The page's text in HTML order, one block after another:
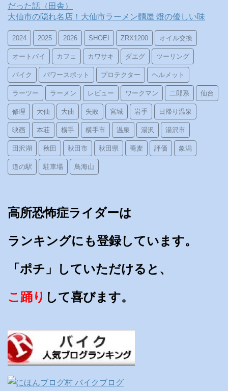
だった話（田舎）
大仙市の隠れ名店！大仙市ラーメン麵屋 燈の優しい味
2024 2025 2026 SHOEI ZRX1200 オイル交換
オートバイ カフェ カワサキ ダエグ ツーリング
バイク パワースポット プロテクター ヘルメット
ラーツー ラーメン レビュー ワークマン 二郎系 仙台
修理 大仙 大曲 失敗 宮城 岩手 日帰り温泉
映画 本荘 横手 横手市 温泉 湯沢 湯沢市
田沢湖 秋田 秋田市 秋田県 蕎麦 評価 象潟
道の駅 駐車場 鳥海山
高所恐怖症ライダーは
ランキングにも登録しています。
「ポチ」していただけると、
こ踊り して喜びます。